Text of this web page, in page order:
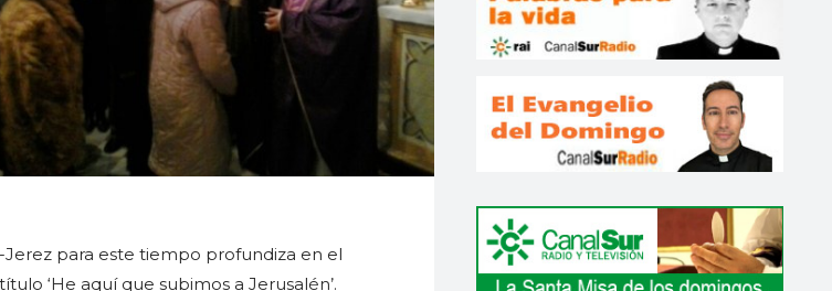
para este tiempo profundiza en el
‘He aquí que subimos a Jerusalén’.